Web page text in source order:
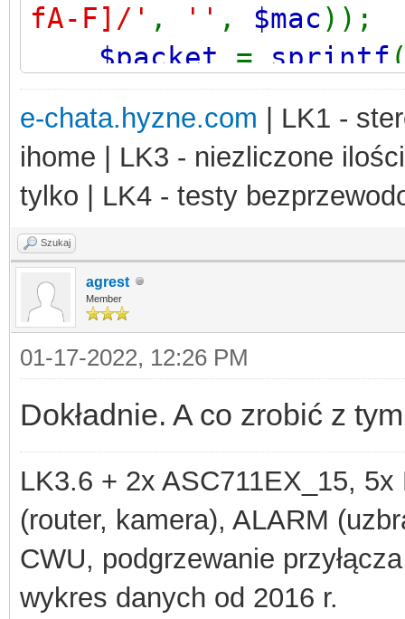
fA-F]/' , '' , $mac ));
$packet = sprintf
'%s%s',
str_repeat
str_repeat (
);
$sock=
OL_UDP);
if ($sock!==
$options
SOCKET, SO_BROADCAST
if ($options
($packet),0,
}
e-chata.hyzne.com | LK1 -
ihome | LK3 - niezliczone
tylko | LK4 - testy
Szukaj
agrest
Member
01-17-2022, 12:26 PM
Dokładnie. A co zrobić z
LK3.6 + 2x ASC711EX_15,
(router, kamera), ALARM
CWU, podgrzewanie
wykres danych od 2016 r.